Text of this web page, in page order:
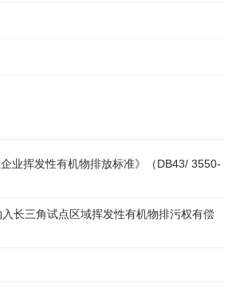
业挥发性有机物排放标准》（DB43/ 3550-
入长三角试点区域挥发性有机物排污权有偿